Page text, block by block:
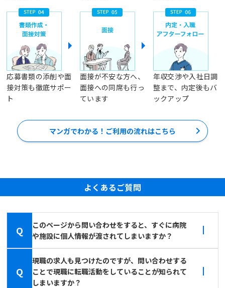
応募書類の添削や面
接対策も徹底サポー
ト
面接が不安な方へ、
面接への同席も行っ
ています
年収交渉や入社日調
整まで、内定後もバ
ックアップ
マンガでわかる！ご利用の流れはこちら
よくあるご質問
Q
このページから問い合わせをすると、すぐに病院
や施設に個人情報が渡されてしまいますか？
Q
現職の求人も見つけたのですが、問い合わせする
ことで現職に転職活動をしていることが知られて
しまいますか？